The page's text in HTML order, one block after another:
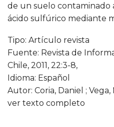
de un suelo
ácido sulfúrico mediante
Tipo: Artículo revista
Fuente: Revista de
Chile, 2011, 22:3-8,
Idioma: Español
Autor: Coria, Daniel ; Vega,
ver texto completo